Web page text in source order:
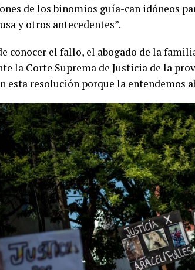
de los binomios guía-can idóneos
y otros antecedentes”.
conocer el fallo, el abogado de la
la Corte Suprema de Justicia de la
esta resolución porque la entendemos